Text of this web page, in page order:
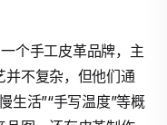
个手工皮革品牌，主
并不复杂，但他们通
生活”“手写温度”等概